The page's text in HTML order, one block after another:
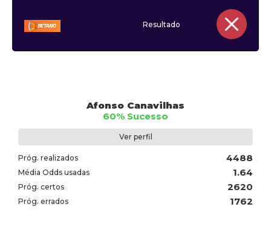
Resultado
Afonso Canavilhas
60% Sucesso
Ver perfil
Próg. realizados 4488
Média Odds usadas 1.64
Próg. certos 2620
Próg. errados 1762